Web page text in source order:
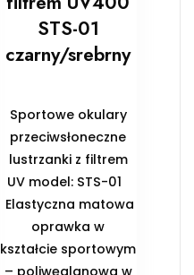
STS-01
czarny/srebrny
Sportowe okulary
przeciwsłoneczne
lustrzanki z filtrem
UV model: STS-01
Elastyczna matowa
oprawka w
kształcie sportowym